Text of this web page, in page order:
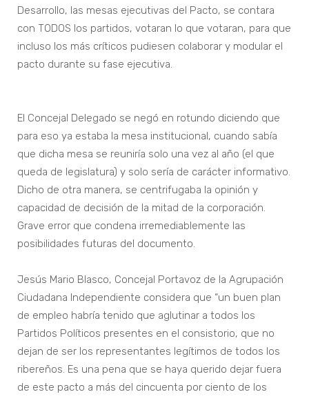
Desarrollo, las mesas ejecutivas del Pacto, se contara
con TODOS los partidos, votaran lo que votaran, para que
incluso los más críticos pudiesen colaborar y modular el
pacto durante su fase ejecutiva.
El Concejal Delegado se negó en rotundo diciendo que
para eso ya estaba la mesa institucional, cuando sabía
que dicha mesa se reuniría solo una vez al año (el que
queda de legislatura) y solo sería de carácter informativo.
Dicho de otra manera, se centrifugaba la opinión y
capacidad de decisión de la mitad de la corporación.
Grave error que condena irremediablemente las
posibilidades futuras del documento.
Jesús Mario Blasco, Concejal Portavoz de la Agrupación
Ciudadana Independiente considera que “un buen plan
de empleo habría tenido que aglutinar a todos los
Partidos Políticos presentes en el consistorio, que no
dejan de ser los representantes legítimos de todos los
ribereños. Es una pena que se haya querido dejar fuera
de este pacto a más del cincuenta por ciento de los